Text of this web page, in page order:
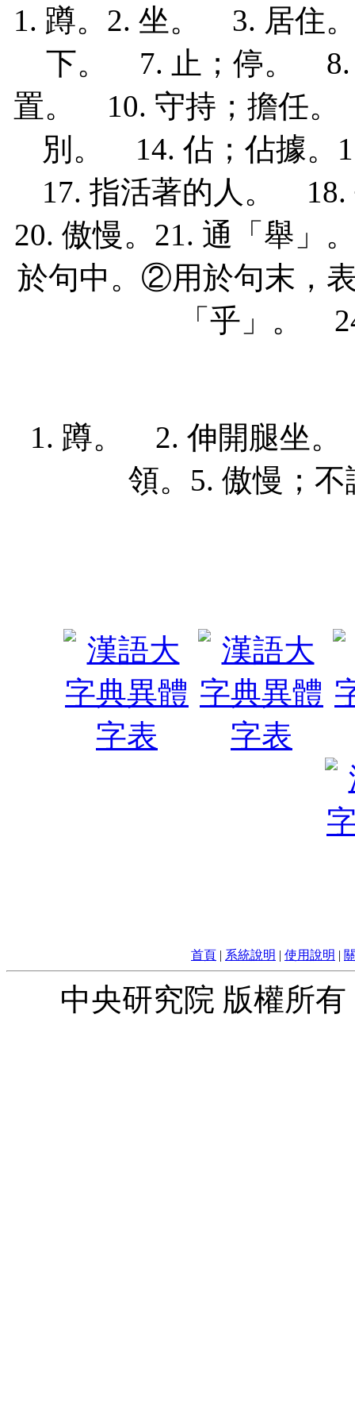
1. 蹲。 2. 坐。 3. 居住
下。 7. 止；停。 8.
置。 10. 守持；擔任
別。 14. 佔；佔據。
17. 指活著的人。
20. 傲慢。 21. 通「舉
於句中。②用於句末，
「乎」。
1. 蹲。 2. 伸開腿坐
領。 5. 傲慢；
首頁 | 系統說明 | 使用說明 |
中央研究院 版權所有